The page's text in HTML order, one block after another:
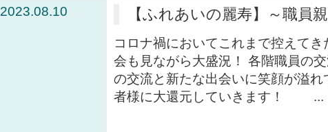
2023.08.10 【ふれあいの麗寿】～職員
コロナ禍においてこれまで控えて
会も見ながら大盛況！ 各階職員の
の交流と新たな出会いに笑顔が溢
者様に大還元していきます！ ...